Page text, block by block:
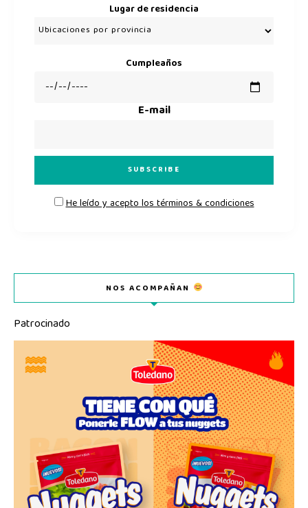
Lugar de residencia
Cumpleaños
E-mail
He leído y acepto los términos & condiciones
NOS ACOMPAÑAN
Patrocinado